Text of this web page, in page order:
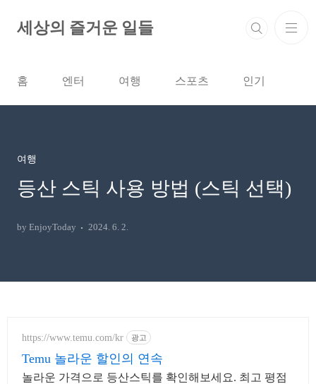
세상의 즐거운 일들
홈 엔터 여행 스포츠 인기
여행
등산 스틱 사용 방법 (스틱 선택)
by EnjoyToday 2024. 6. 2.
https://www.temu.com/kr 광고
Temu 놀라운 할인의 연속
놀라운 가격으로 등산스틱를 확인해보세요. 최고 평점